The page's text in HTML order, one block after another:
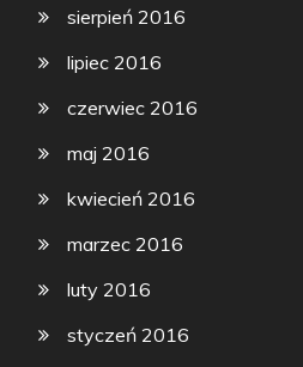
sierpień 2016
lipiec 2016
czerwiec 2016
maj 2016
kwiecień 2016
marzec 2016
luty 2016
styczeń 2016